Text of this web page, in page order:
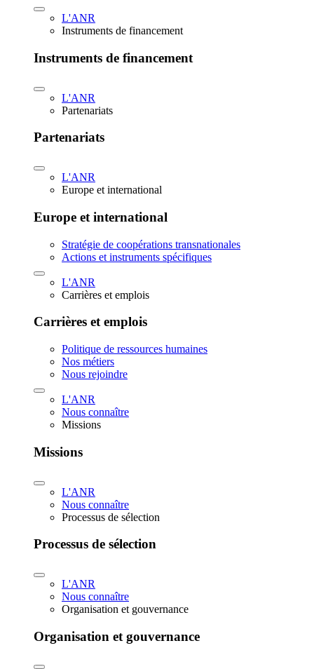
L'ANR
Instruments de financement
Instruments de financement
L'ANR
Partenariats
Partenariats
L'ANR
Europe et international
Europe et international
Stratégie de coopérations transnationales
Actions et instruments spécifiques
L'ANR
Carrières et emplois
Carrières et emplois
Politique de ressources humaines
Nos métiers
Nous rejoindre
L'ANR
Nous connaître
Missions
Missions
L'ANR
Nous connaître
Processus de sélection
Processus de sélection
L'ANR
Nous connaître
Organisation et gouvernance
Organisation et gouvernance